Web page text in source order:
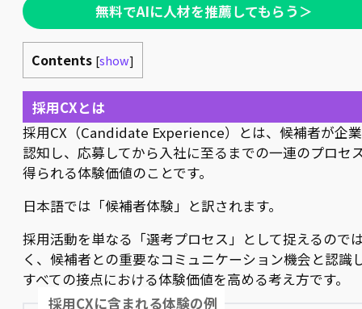
無料でAIに人材を推薦してもらう＞
Contents [show]
採用CXとは
採用CX（Candidate Experience）とは、候補者が企
認知し、応募してから入社に至るまでの一連のプロセ
得られる体験価値のことです。
日本語では「候補者体験」と訳されます。
採用活動を単なる「選考プロセス」として捉えるので
く、候補者との重要なコミュニケーション機会と認識
すべての接点における体験価値を高める考え方です。
採用CXに含まれる体験の例